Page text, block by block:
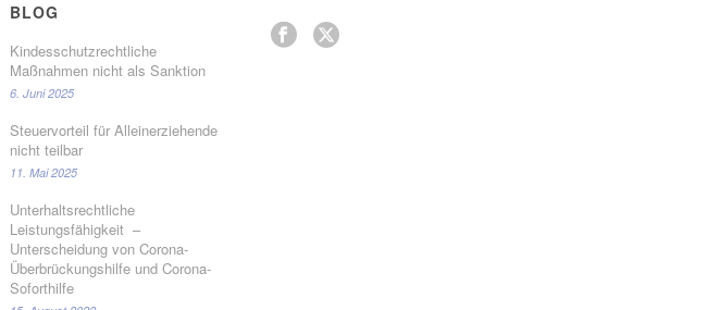
BLOG
Kindesschutzrechtliche
Maßnahmen nicht als Sanktion
6. Juni 2025
Steuervorteil für Alleinerziehende
nicht teilbar
11. Mai 2025
Unterhaltsrechtliche
Leistungsfähigkeit –
Unterscheidung von Corona-
Überbrückungshilfe und Corona-
Soforthilfe